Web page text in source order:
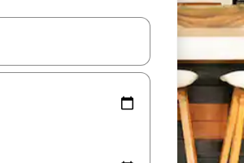
διαθέσιμα, μπορείτε να πλοηγηθείτε